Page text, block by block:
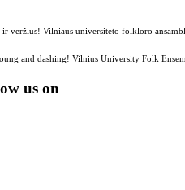
ir veržlus! Vilniaus universiteto folkloro
and dashing! Vilnius University Folk
us on